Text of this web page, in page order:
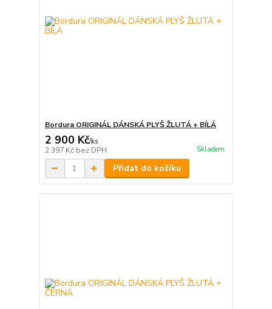
Bordura ORIGINÁL DÁNSKÁ PLYŠ ŽLUTÁ + BÍLÁ
2 900 Kč/ks
2 397 Kč bez DPH Skladem
Přidat do košíku